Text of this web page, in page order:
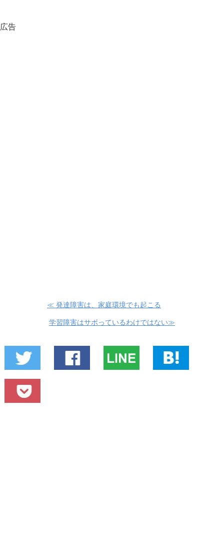
広告
≪ 発達障害は、家庭環境でも起こる
学習障害はサボっているわけではない≫